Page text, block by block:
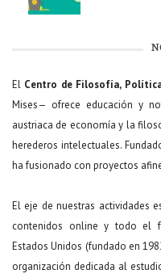
El Centro de Filosofía,
Mises— ofrece educación y
austriaca de economía y la
herederos intelectuales.
ha fusionado con proyectos
El eje de nuestras actividades
contenidos online y todo el
Estados Unidos (fundado en
organización dedicada al